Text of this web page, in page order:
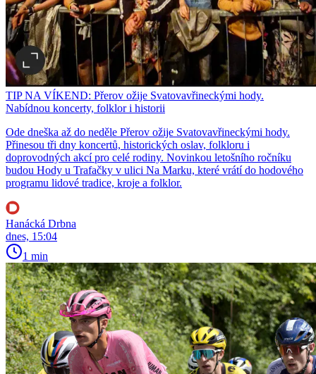
TIP NA VÍKEND: Přerov ožije Svatovavřineckými hody.
Nabídnou koncerty, folklor i historii
Ode dneška až do neděle Přerov ožije Svatovavřineckými hody.
Přinesou tři dny koncertů, historických oslav, folkloru i
doprovodných akcí pro celé rodiny. Novinkou letošního ročníku
budou Hody u Trafačky v ulici Na Marku, které vrátí do hodového
programu lidové tradice, kroje a folklor.
Hanácká Drbna
dnes, 15:04
1 min